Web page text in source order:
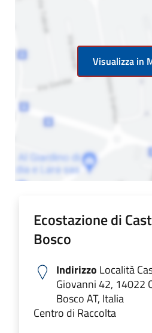
Visualizza in
Ecostazione di
Bosco
Indirizzo Località
Giovanni 42, 14022
Bosco AT, Italia
Centro di Raccolta